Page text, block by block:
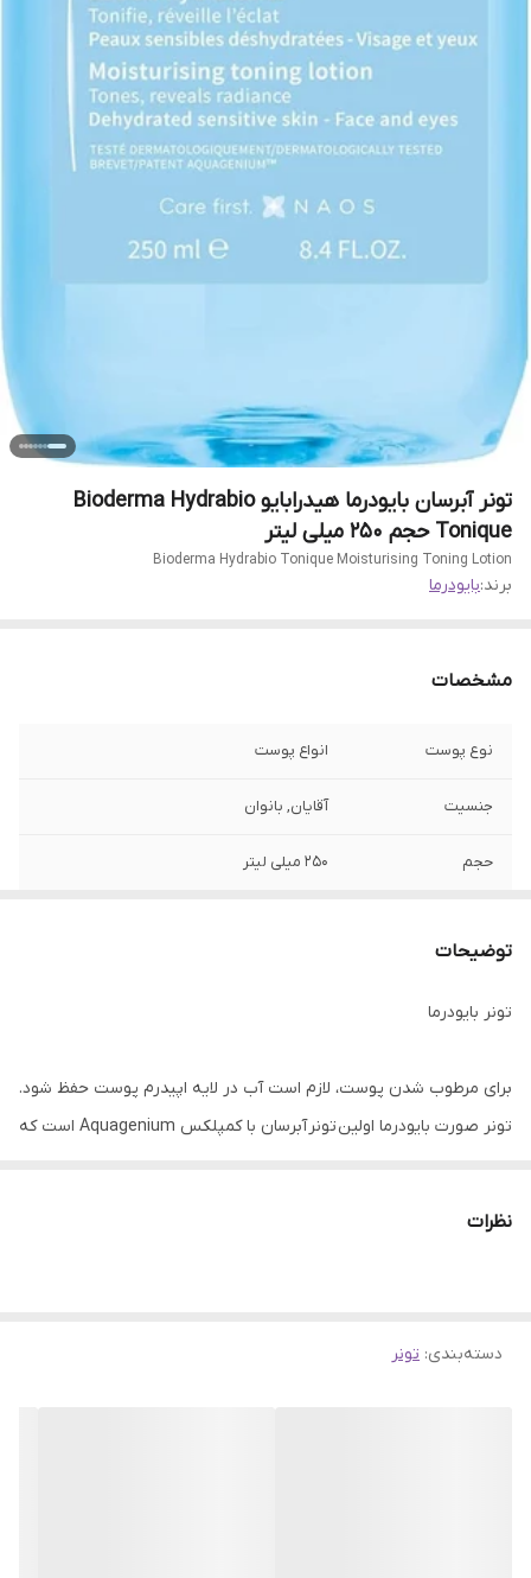
تونر آبرسان بایودرما هیدرابایو Bioderma Hydrabio
Tonique حجم 250 میلی لیتر
Bioderma Hydrabio Tonique Moisturising Toning Lotion
برند:بایودرما
مشخصات
نوع پوست انواع پوست
جنسیت آقایان, بانوان
حجم 250 میلی لیتر
توضیحات
تونر بایودرما
برای مرطوب شدن پوست، لازم است آب در لایه اپیدرم پوست حفظ شود.
تونر صورت بایودرما اولین تونر آبرسان با کمپلکس Aquagenium است که
نظرات
دسته‌بندی: تونر